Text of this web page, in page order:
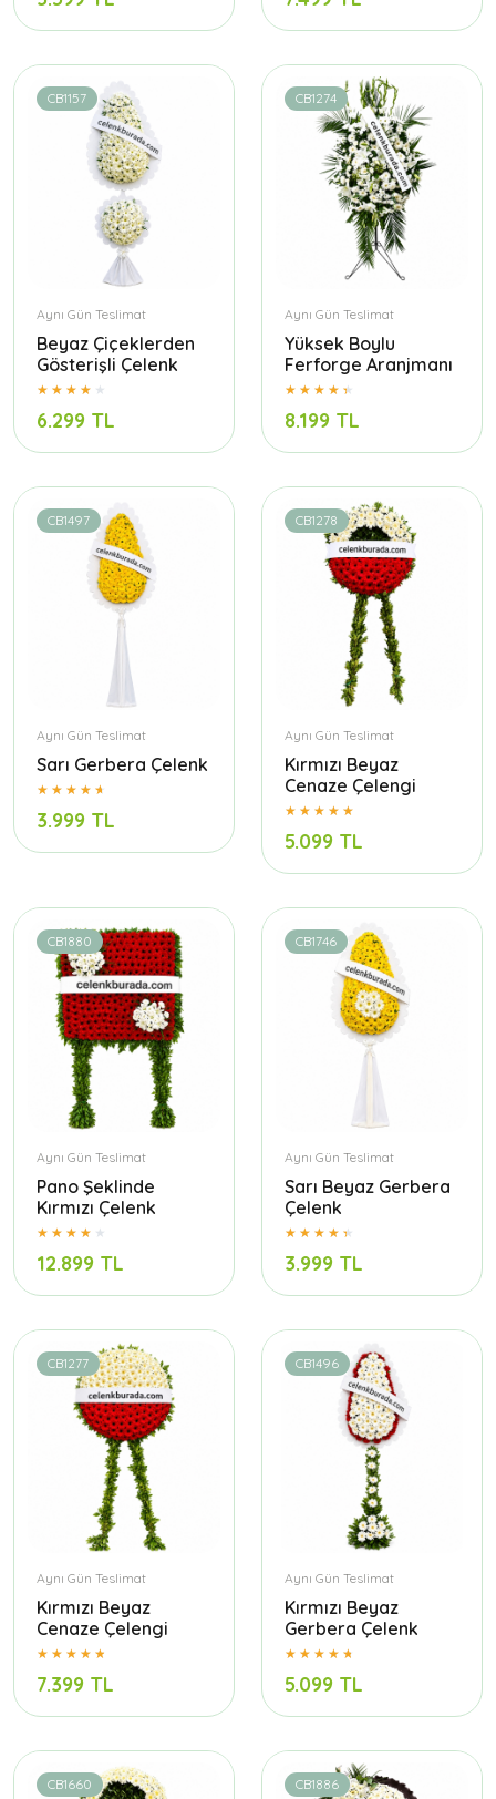
CB1157
Aynı Gün Teslimat
Beyaz Çiçeklerden
Gösterişli Çelenk
6.299 TL
CB1274
Aynı Gün Teslimat
Yüksek Boylu
Ferforge Aranjmanı
8.199 TL
CB1497
Aynı Gün Teslimat
Sarı Gerbera Çelenk
3.999 TL
CB1278
Aynı Gün Teslimat
Kırmızı Beyaz
Cenaze Çelengi
5.099 TL
CB1880
Aynı Gün Teslimat
Pano Şeklinde
Kırmızı Çelenk
12.899 TL
CB1746
Aynı Gün Teslimat
Sarı Beyaz Gerbera
Çelenk
3.999 TL
CB1277
Aynı Gün Teslimat
Kırmızı Beyaz
Cenaze Çelengi
7.399 TL
CB1496
Aynı Gün Teslimat
Kırmızı Beyaz
Gerbera Çelenk
5.099 TL
CB1660 CB1886